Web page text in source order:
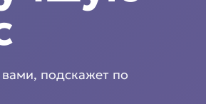
подскажет по